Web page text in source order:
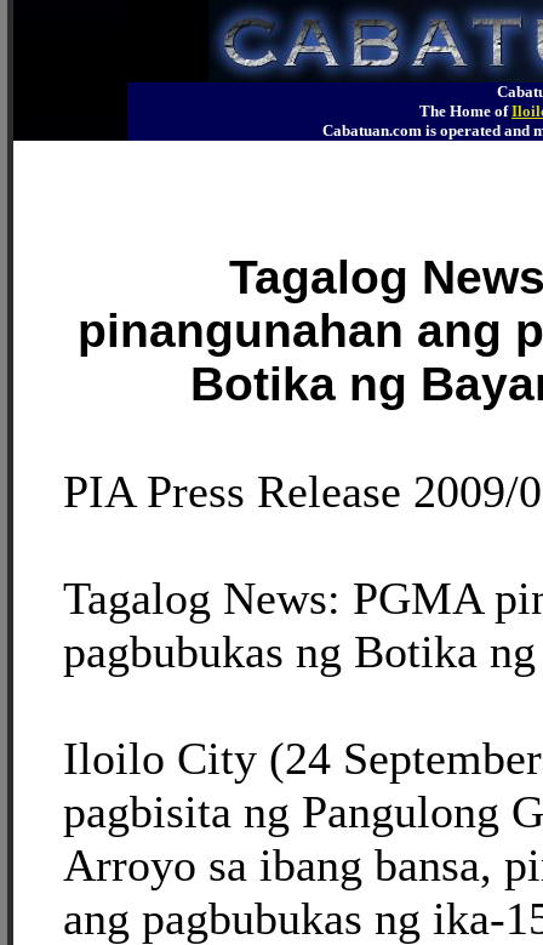
The Home of
Cabatuan.com is operated
Tagalog
pinangunahan ang
Botika ng
PIA Press Release 2009/
Tagalog News: PGMA
pagbubukas ng Botika
Iloilo City (24
pagbisita ng Pangulong
Arroyo sa ibang bansa,
ang pagbubukas ng ika-